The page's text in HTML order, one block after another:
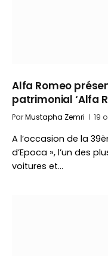
Alfa Romeo
patrimonial ‘Alfa
ParMustapha Zemri 19
A l’occasion de la
d’Epoca », l’un des
voitures et…